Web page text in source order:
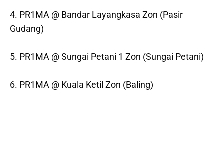
4. PR1MA @ Bandar Layangkasa Zon (Pasir
Gudang)
5. PR1MA @ Sungai Petani 1 Zon (Sungai Petani)
6. PR1MA @ Kuala Ketil Zon (Baling)